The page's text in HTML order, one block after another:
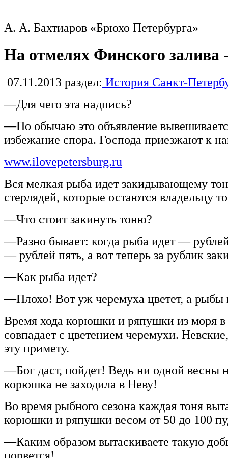
А. А. Бахтиаров «Брюхо Петербурга»
На отмелях Финского залива
07.11.2013 раздел: История Санкт-
—Для чего эта надпись?
—По обычаю это объявление
избежание спора. Господа приезжают к
www.ilovepetersburg.ru
Вся мелкая рыба идет закидывающему
стерлядей, которые остаются владельцу
—Что стоит закинуть тоню?
—Разно бывает: когда рыба идет —
— рублей пять, а вот теперь за рублик
—Как рыба идет?
—Плохо! Вот уж черемуха цветет, а рыбы
Время хода корюшки и ряпушки из моря
совпадает с цветением черемухи.
эту примету.
—Бог даст, пойдет! Ведь ни одной весны
корюшка не заходила в Неву!
Во время рыбного сезона каждая тоня
корюшки и ряпушки весом от 50 до 100
—Каким образом вытаскиваете такую